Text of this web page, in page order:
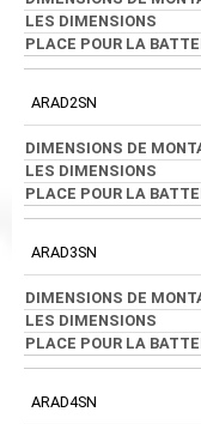
ARAD2SN
ARAD3SN
ARAD4SN